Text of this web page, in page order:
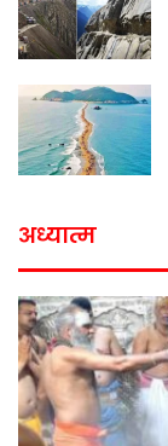
अध्यात्म